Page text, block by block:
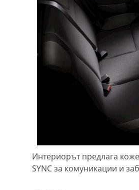
Интериорът предлага
SYNC за комуникации и